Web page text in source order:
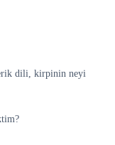
dili, kirpinin neyi